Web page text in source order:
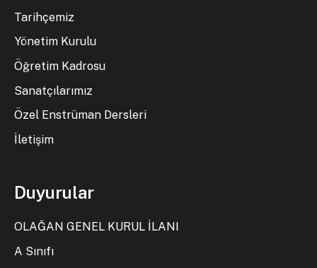
Tarihçemiz
Yönetim Kurulu
Öğretim Kadrosu
Sanatçılarımız
Özel Enstrüman Dersleri
İletişim
Duyurular
OLAĞAN GENEL KURUL İLANI
A Sınıfı